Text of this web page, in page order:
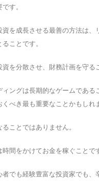
す。
資を成長させる最善の方法は、
ことです。
を分散させ、財務計画を守る
ィングは長期的なゲームである
べき最も重要なことかもしれ
ことではありません。
間をかけてお金を稼ぐことで
者でも経験豊富な投資家でも、